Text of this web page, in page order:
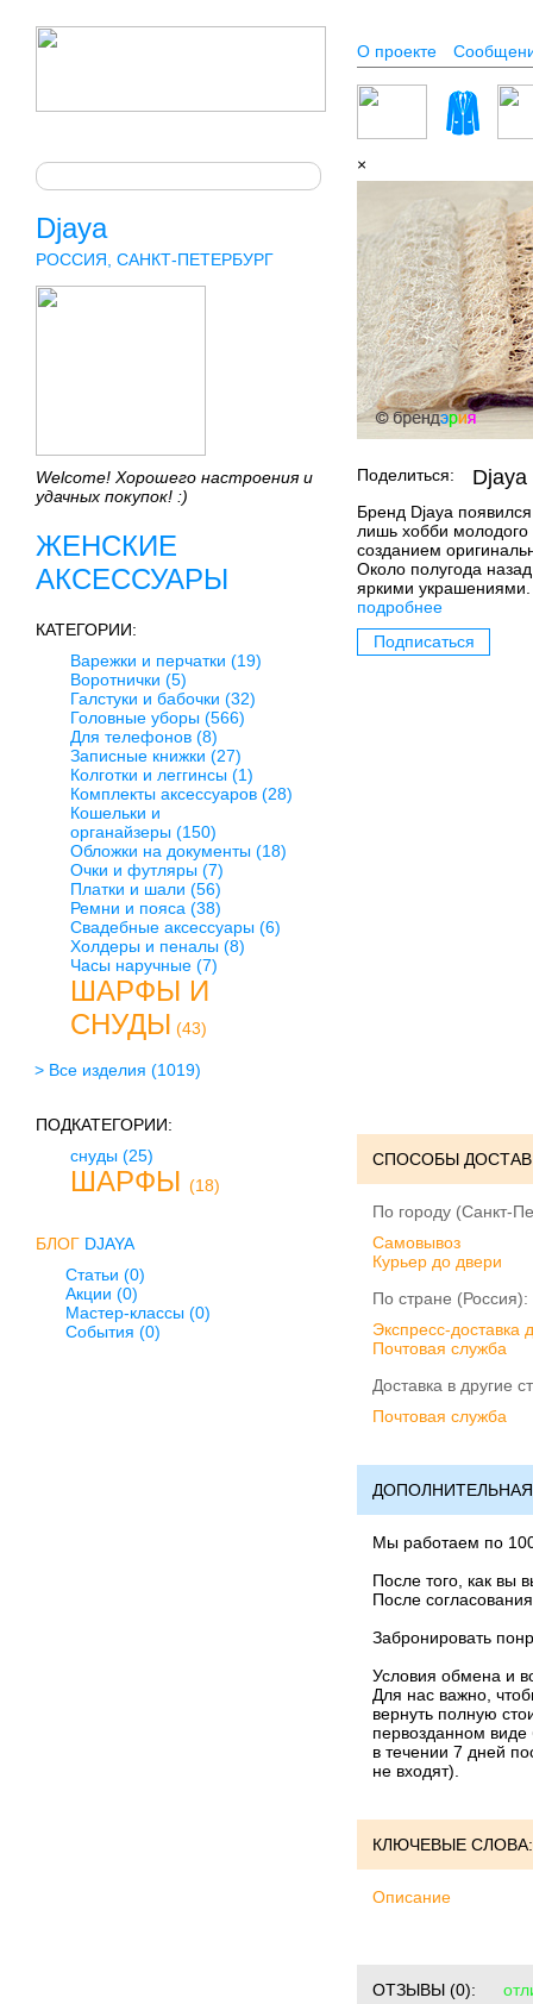
О проекте
Djaya
РОССИЯ, САНКТ-ПЕТЕРБУРГ
Welcome! Хорошего настроения и
удачных покупок! :)
ЖЕНСКИЕ
АКСЕССУАРЫ
КАТЕГОРИИ:
Варежки и перчатки (19)
Воротнички (5)
Галстуки и бабочки (32)
Головные уборы (566)
Для телефонов (8)
Записные книжки (27)
Колготки и леггинсы (1)
Комплекты аксессуаров (28)
Кошельки и
органайзеры (150)
Обложки на документы (18)
Очки и футляры (7)
Платки и шали (56)
Ремни и пояса (38)
Свадебные аксессуары (6)
Холдеры и пеналы (8)
Часы наручные (7)
ШАРФЫ И
СНУДЫ (43)
> Все изделия (1019)
ПОДКАТЕГОРИИ:
снуды (25)
ШАРФЫ (18)
БЛОГ DJAYA
Статьи (0)
Акции (0)
Мастер-классы (0)
События (0)
×
Поделиться: Djaya
Бренд Djaya
лишь хобби
созданием
Около полугода
яркими украшениями.
подробнее
Подписаться
СПОСОБЫ
По городу (Санкт-
Cамовывоз
Курьер до двери
По стране (Россия):
Экспресс-доставка
Почтовая служба
Доставка в другие
Почтовая служба
Мы работаем по
После того, как вы
После
Забронировать
Условия обмена и
Для нас важно,
вернуть полную
первозданном
в течении 7 дней
не входят).
КЛЮЧЕВЫЕ СЛОВА:
Описание
ОТЗЫВЫ (0):